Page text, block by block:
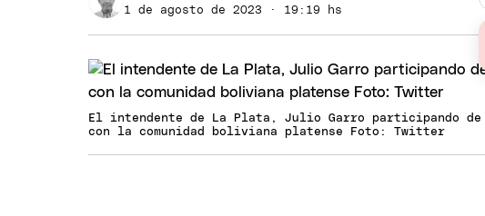
1 de agosto de 2023 · 19:19 hs
El intendente de La Plata, Julio Garro participando
con la comunidad boliviana platense Foto: Twitter